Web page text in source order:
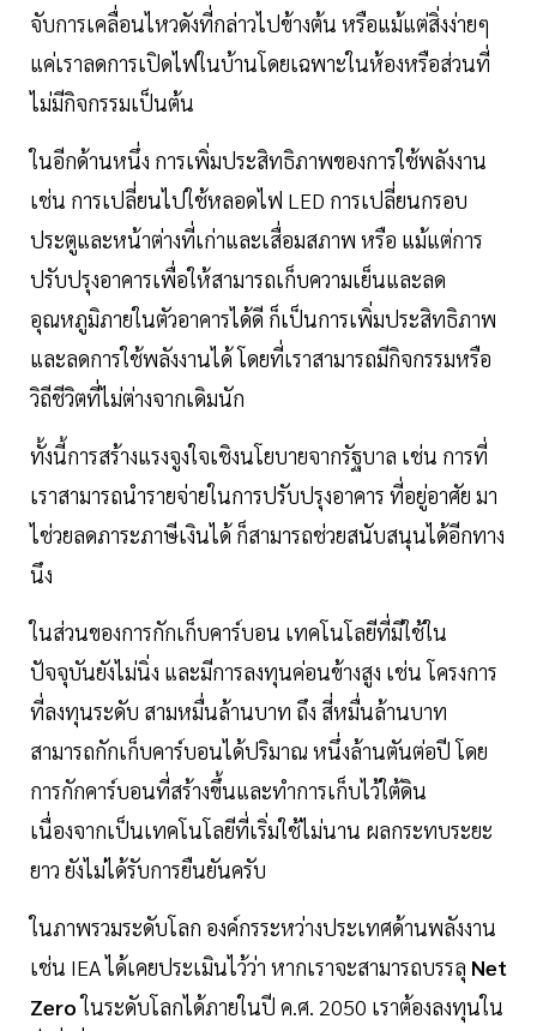
จับการเคลื่อนไหวดังที่กล่าวไปข้างต้น หรือแม้แต่สิ่งง่ายๆ
แค่เราลดการเปิดไฟในบ้านโดยเฉพาะในห้องหรือส่วนที่
ไม่มีกิจกรรมเป็นต้น
ในอีกด้านหนึ่ง การเพิ่มประสิทธิภาพของการใช้พลังงาน
เช่น การเปลี่ยนไปใช้หลอดไฟ LED การเปลี่ยนกรอบ
ประตูและหน้าต่างที่เก่าและเสื่อมสภาพ หรือ แม้แต่การ
ปรับปรุงอาคารเพื่อให้สามารถเก็บความเย็นและลด
อุณหภูมิภายในตัวอาคารได้ดี ก็เป็นการเพิ่มประสิทธิภาพ
และลดการใช้พลังงานได้ โดยที่เราสามารถมีกิจกรรมหรือ
วิถีชีวิตที่ไม่ต่างจากเดิมนัก
ทั้งนี้การสร้างแรงจูงใจเชิงนโยบายจากรัฐบาล เช่น การที่
เราสามารถนำรายจ่ายในการปรับปรุงอาคาร ที่อยู่อาศัย มา
ไช่วยลดภาระภาษีเงินได้ ก็สามารถช่วยสนับสนุนได้อีกทาง
นึง
ในส่วนของการกักเก็บคาร์บอน เทคโนโลยีที่มีใช้ใน
ปัจจุบันยังไม่นิ่ง และมีการลงทุนค่อนข้างสูง เช่น โครงการ
ที่ลงทุนระดับ สามหมื่นล้านบาท ถึง สี่หมื่นล้านบาท
สามารถกักเก็บคาร์บอนได้ปริมาณ หนึ่งล้านตันต่อปี โดย
การกักคาร์บอนที่สร้างขึ้นและทำการเก็บไว้ใต้ดิน
เนื่องจากเป็นเทคโนโลยีที่เริ่มใช้ไม่นาน ผลกระทบระยะ
ยาว ยังไม่ได้รับการยืนยันครับ
ในภาพรวมระดับโลก องค์กรระหว่างประเทศด้านพลังงาน
เช่น IEA ได้เคยประเมินไว้ว่า หากเราจะสามารถบรรลุ Net
Zeroในระดับโลกได้ภายในปี ค.ศ. 2050 เราต้องลงทุนใน